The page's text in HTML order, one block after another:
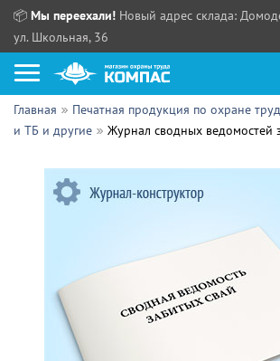
📦 Мы переехали! Новый адрес склада:
ул. Школьная, 36
Как купить?
Сотрудничество
Поставщикам
Обзоры
Выдача продукции:
Главная Печатная продукция по охране
и ТБ и другие
Журнал сводных ведомостей